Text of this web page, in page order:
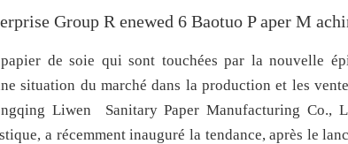
Group R enewed 6 Baotuo Paper M
de soie qui sont touchées par la nouvelle
situation du marché dans la production et les
Liwen
Sanitary Paper Manufacturing Co.,
a récemment inauguré la tendance, après le